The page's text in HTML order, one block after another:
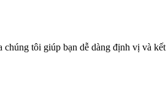
tôi giúp bạn dễ dàng định vị và